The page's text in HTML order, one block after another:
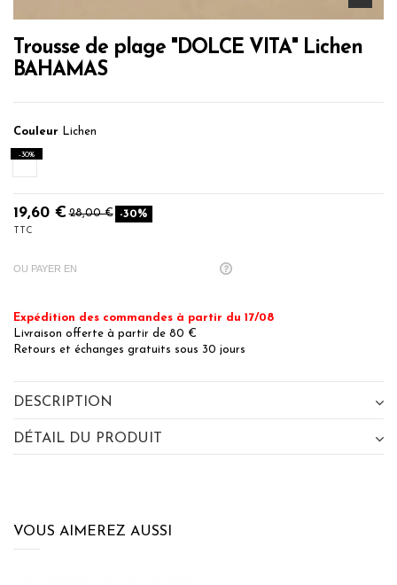
Trousse de plage "DOLCE VITA" Lichen
BAHAMAS
Couleur Lichen
-30%
Lichen
19,60 €28,00 € -30%
TTC
OU PAYER EN
Expédition des commandes à partir du 17/08
Livraison offerte à partir de 80 €
Retours et échanges gratuits sous 30 jours
DESCRIPTION
DÉTAIL DU PRODUIT
VOUS AIMEREZ AUSSI